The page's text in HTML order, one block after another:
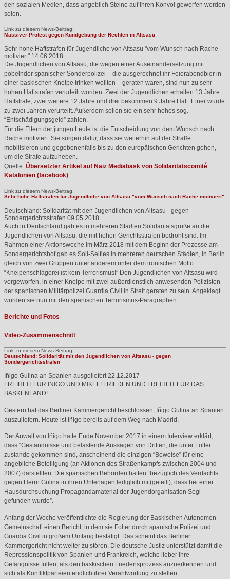
den sozialen Medien, dass angeblich Steine auf ihren Konvoi geworfen worden
seien.
Link zu diesem News-Beitrag:
Massiver Protest gegen Kundgebung der Rechten in Altsasu
Sehr hohe Haftstrafen für Jugendliche von Altsasu "vom Wunsch nach Rache
motiviert" 14.06.2018
Die Jugendlichen von Altsasu, die wegen einer Auseinandersetzung mit
pöbelnder spanischer Sonderpolizei – die ausgerechnet ihr Feierabendbier in
einer baskischen Kneipe trinken wollten – geraten waren, sind nun zu sehr
hohen Haftstrafen verurteilt worden. Zwei der Jugendlichen erhalten 13 Jahre
Haftstrafe, zwei weitere 12 Jahre und drei bekommen 9 Jahre Haft. Einer wurde
zu zwei Jahren verurteilt. Außerdem sollen sie ein sehr hohes sog.
“Entschädigungsgeld” zahlen.
Für die Eltern der jungen Leute ist die Entscheidung von dem Wunsch nach
Rache motiviert. Sie sorgen dafür, dass sie weiterhin auf der Straße
mobilisieren und gegebenenfalls bis zu den europäischen Gerichten gehen,
um die Strafe aufzuheben.
Quelle: Übersetzter Artikel auf Naiz Mediabask von Solidaritätscomité
Katalonien (facebook)
Link zu diesem News-Beitrag:
Sehr hohe Haftstrafen für Jugendliche von Altsasu "vom Wunsch nach Rache motiviert"
Deutschland: Solidarität mit den Jugendlichen von Altsasu - gegen
Sondergerichtsstrafen 09.05.2018
Auch in Deutschland gab es in mehreren Städten Solidaritätsgrüße an die
Jugendlichen von Altsasu, die mit hohen Gerichtsstrafen bedroht sind. Im
Rahmen einer Aktionswoche im März 2018 mit dem Beginn der Prozesse am
Sondergerichtshof gab es Soli-Selfies in mehreren deutschen Städten, in Berlin
gleich von zwei Gruppen unter anderem unter dem ironischen Motto
“Kneipenschlägerei ist kein Terrorismus!” Den Jugendlichen von Altsasu wird
vorgeworfen, in einer Kneipe mit zwei außerdienstlich anwesenden Polizisten
der spanischen Militärpolizei Guardia Civil in Streit geraten zu sein. Angeklagt
wurden sie nun mit den spanischen Terrorismus-Paragraphen.
Berichte und Fotos
Video-Zusammenschnitt
Link zu diesem News-Beitrag:
Deutschland: Solidarität mit den Jugendlichen von Altsasu - gegen
Sondergerichtsstrafen
Iñigo Gulina an Spanien ausgeliefert 22.12.2017
FREIHEIT FÜR INIGO UND MIKEL! FRIEDEN UND FREIHEIT FÜR DAS
BASKENLAND!
Gestern hat das Berliner Kammergericht beschlossen, Iñigo Gulina an Spanien
auszuliefern. Heute ist Iñigo bereits auf dem Weg nach Madrid.
Der Anwalt von Iñigo hatte Ende November 2017 in einem Interview erklärt,
dass “Geständnisse und belastende Aussagen von Dritten, die unter Folter
zustande gekommen sind, anscheinend die einzigen “Beweise” für eine
angebliche Beteiligung (an Aktionen des Straßenkampfs zwischen 2004 und
2007) darstellten. Die spanischen Behörden hätten “bezüglich des Verdachts
gegen Herrn Gulina in ihren Unterlagen lediglich mit(geteilt), dass bei einer
Hausdurchsuchung Propagandamaterial der Jugendorganisation Segi
gefunden wurde”.
Anfang der Woche veröffentlichte die Regierung der Baskischen Autonomen
Gemeinschaft einen Bericht, in dem sie Folter durch spanische Polizei und
Guardia Civil in großem Umfang bestätigt. Das scheint das Berliner
Kammergericht nicht weiter zu stören. Die deutsche Justiz unterstützt damit die
Repressionspolitik von Spanien und Frankreich, welche lieber ihre
Gefängnisse füllen, als den baskischen Friedensprozess anzuerkennen und
sich als Konfliktparteien endlich ihrer Verantwortung zu stellen.